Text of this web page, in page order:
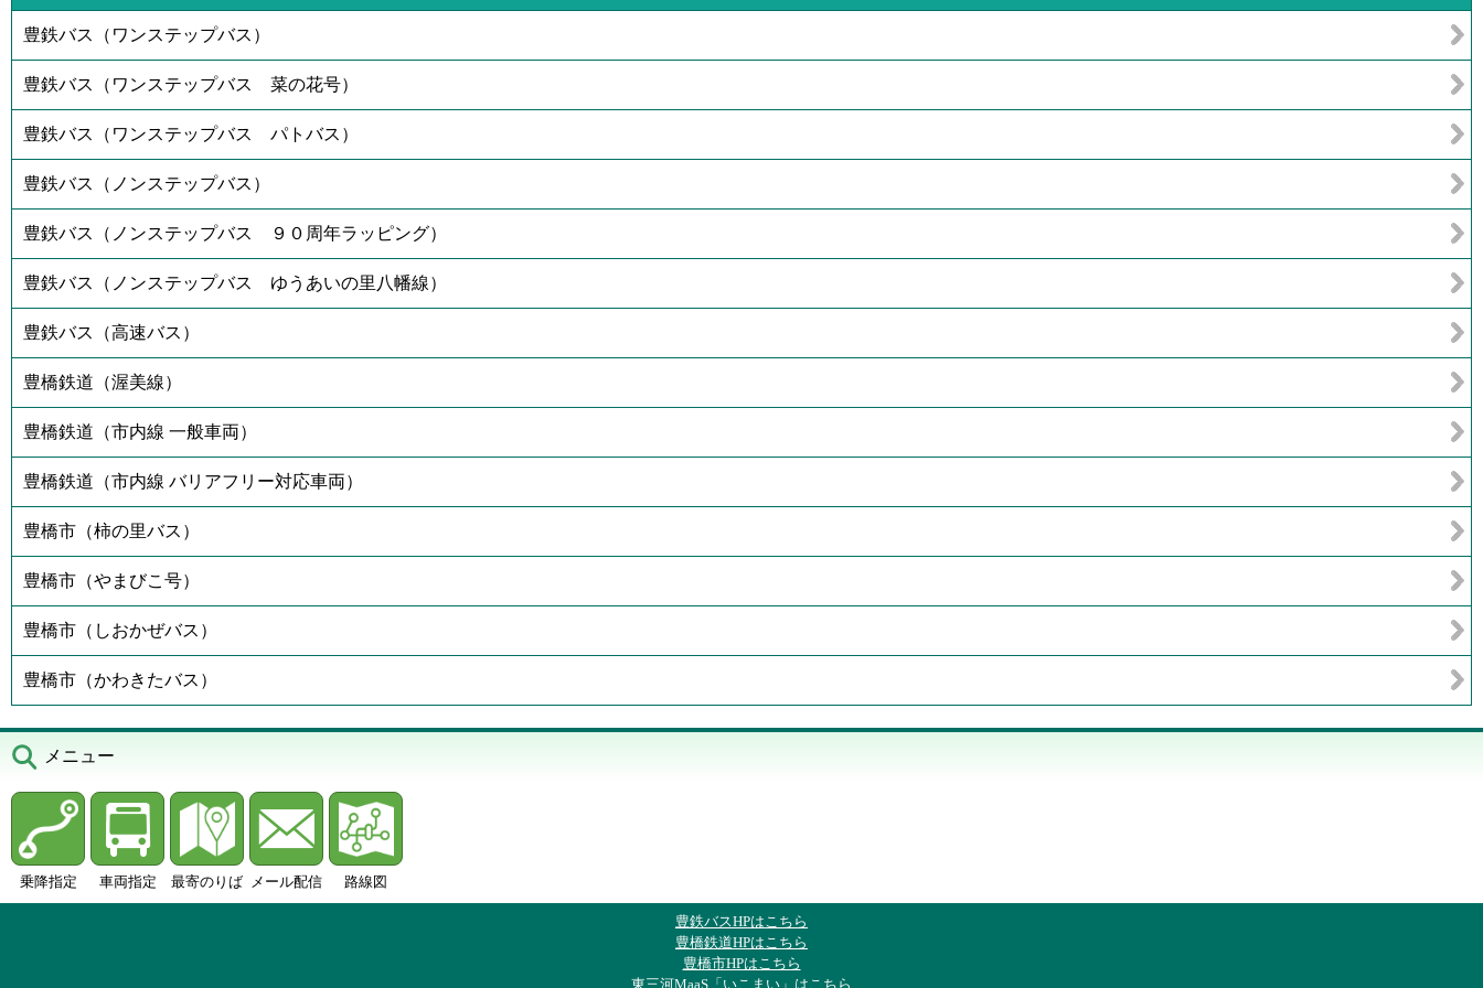
豊鉄バス（ワンステップバス）
豊鉄バス（ワンステップバス 菜の花号）
豊鉄バス（ワンステップバス パトバス）
豊鉄バス（ノンステップバス）
豊鉄バス（ノンステップバス ９０周年ラッピング）
豊鉄バス（ノンステップバス ゆうあいの里八幡線）
豊鉄バス（高速バス）
豊橋鉄道（渥美線）
豊橋鉄道（市内線 一般車両）
豊橋鉄道（市内線 バリアフリー対応車両）
豊橋市（柿の里バス）
豊橋市（やまびこ号）
豊橋市（しおかぜバス）
豊橋市（かわきたバス）
メニュー
乗降指定 車両指定 最寄のりば メール配信 路線図
豊鉄バスHPはこちら
豊橋鉄道HPはこちら
豊橋市HPはこちら
東三河MaaS「いこまい」はこちら